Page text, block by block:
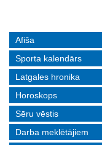
Afiša
Sporta kalendārs
Latgales hronika
Horoskops
Sēru vēstis
Darba meklētājiem